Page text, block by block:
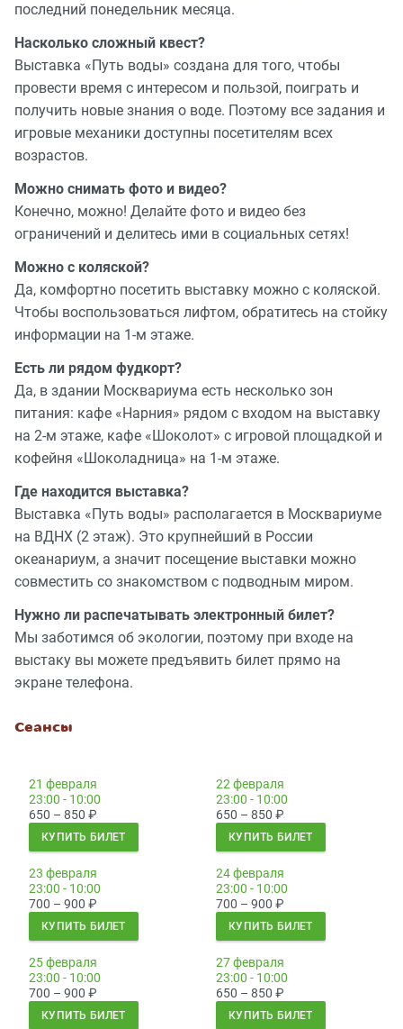
последний понедельник месяца.
Насколько сложный квест?
Выставка «Путь воды» создана для того, чтобы
провести время с интересом и пользой, поиграть и
получить новые знания о воде. Поэтому все задания и
игровые механики доступны посетителям всех
возрастов.
Можно снимать фото и видео?
Конечно, можно! Делайте фото и видео без
ограничений и делитесь ими в социальных сетях!
Можно с коляской?
Да, комфортно посетить выставку можно с коляской.
Чтобы воспользоваться лифтом, обратитесь на стойку
информации на 1-м этаже.
Есть ли рядом фудкорт?
Да, в здании Москвариума есть несколько зон
питания: кафе «Нарния» рядом с входом на выставку
на 2-м этаже, кафе «Шоколот» с игровой площадкой и
кофейня «Шоколадница» на 1-м этаже.
Где находится выставка?
Выставка «Путь воды» располагается в Москвариуме
на ВДНХ (2 этаж). Это крупнейший в России
океанариум, а значит посещение выставки можно
совместить со знакомством с подводным миром.
Нужно ли распечатывать электронный билет?
Мы заботимся об экологии, поэтому при входе на
выстаку вы можете предъявить билет прямо на
экране телефона.
Сеансы
21 февраля
23:00 - 10:00
650 – 850 ₽
КУПИТЬ БИЛЕТ
22 февраля
23:00 - 10:00
650 – 850 ₽
КУПИТЬ БИЛЕТ
23 февраля
23:00 - 10:00
700 – 900 ₽
КУПИТЬ БИЛЕТ
24 февраля
23:00 - 10:00
700 – 900 ₽
КУПИТЬ БИЛЕТ
25 февраля
23:00 - 10:00
700 – 900 ₽
КУПИТЬ БИЛЕТ
27 февраля
23:00 - 10:00
650 – 850 ₽
КУПИТЬ БИЛЕТ